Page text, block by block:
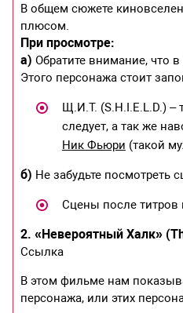
В общем сюжете
плюсом.
При просмотре:
а) Обратите внимание, что
Этого персонажа стоит
Щ.И.Т. (S.H.I.E.L.D.) –
следует, а так же
Ник Фьюри (такой
б) Не забудьте посмотреть
Сцены после титров
2. «Невероятный Халк»
Ссылка
В этом фильме нам
персонажа, или этих